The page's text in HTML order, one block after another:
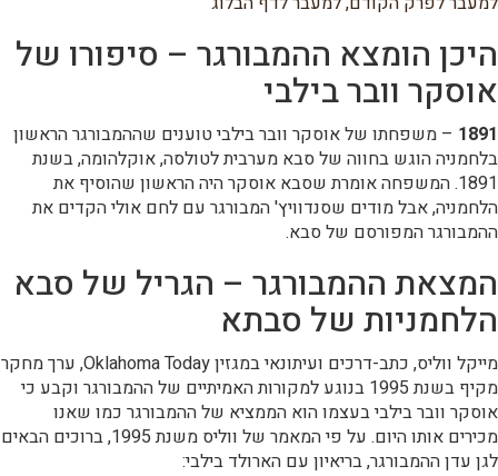
היכן הומצא ההמבורגר – סיפורו של
אוסקר וובר בילבי
1891 – משפחתו של אוסקר וובר בילבי טוענים שההמבורגר הראשון
בלחמניה הוגש בחווה של סבא מערבית לטולסה, אוקלהומה, בשנת
1891. המשפחה אומרת שסבא אוסקר היה הראשון שהוסיף את
הלחמניה, אבל מודים שסנדוויץ' המבורגר עם לחם אולי הקדים את
ההמבורגר המפורסם של סבא.
המצאת ההמבורגר – הגריל של סבא
הלחמניות של סבתא
מייקל ווליס, כתב-דרכים ועיתונאי במגזין Oklahoma Today, ערך מחקר
מקיף בשנת 1995 בנוגע למקורות האמיתיים של ההמבורגר וקבע כי
אוסקר וובר בילבי בעצמו הוא הממציא של ההמבורגר כמו שאנו
מכירים אותו היום. על פי המאמר של ווליס משנת 1995, ברוכים הבאים
לגן עדן ההמבורגר, בריאיון עם הארולד בילבי: